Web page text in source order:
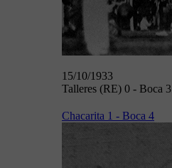
15/10/1933
Talleres (RE) 0 - Boca 3
Chacarita 1 - Boca 4